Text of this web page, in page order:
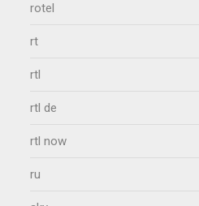
rotel
rt
rtl
rtl de
rtl now
ru